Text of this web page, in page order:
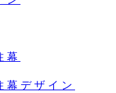
幕
幕デザイン